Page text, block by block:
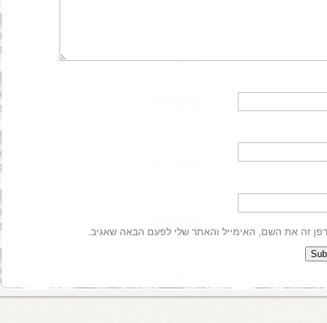
זה את השם, האימייל והאתר שלי לפעם הבאה שאגיב.